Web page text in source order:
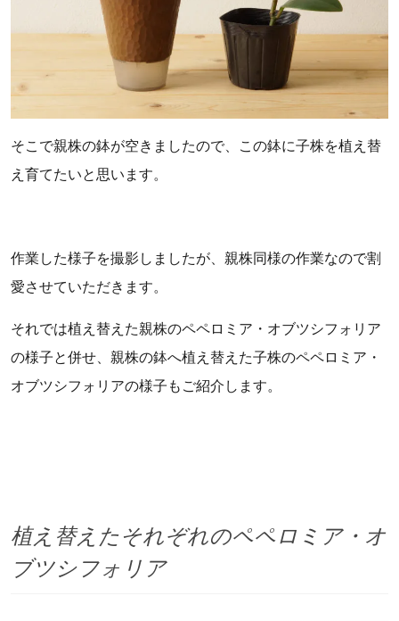
そこで親株の鉢が空きましたので、この鉢に子株を植え替
え育てたいと思います。
作業した様子を撮影しましたが、親株同様の作業なので割
愛させていただきます。
それでは植え替えた親株のペペロミア・オブツシフォリア
の様子と併せ、親株の鉢へ植え替えた子株のペペロミア・
オブツシフォリアの様子もご紹介します。
植え替えたそれぞれのペペロミア・オ
ブツシフォリア